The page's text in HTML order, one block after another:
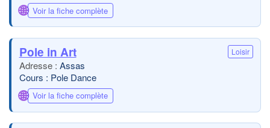
🌐 Voir la fiche complète
Pole in Art Loisir
Assas
Cours : Pole Dance
🌐 Voir la fiche complète